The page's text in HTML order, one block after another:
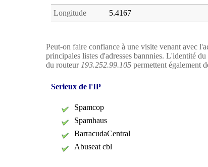
Longitude 5.4167
Peut-on faire confiance à une visite venant avec
principales listes d'adresses bannnies. L'identité
du routeur 193.252.99.105 permettent également
Serieux de l'IP
Spamcop
Spamhaus
BarracudaCentral
Abuseat cbl